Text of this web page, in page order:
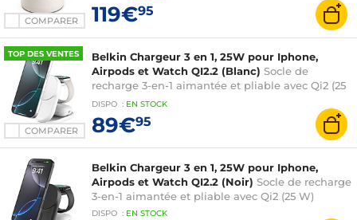
COMPARER 119€95
TOP DES VENTES
COMPARER
Belkin Chargeur 3 en 1, 25W pour Iphone,
Airpods et Watch QI2.2 (Blanc) Socle de
recharge 3-en-1 aimantée et pliable avec Qi2 (25
W)
DISPO : EN STOCK
89€95
Belkin Chargeur 3 en 1, 25W pour Iphone,
Airpods et Watch QI2.2 (Noir) Socle de recharge
3-en-1 aimantée et pliable avec Qi2 (25 W)
DISPO : EN STOCK